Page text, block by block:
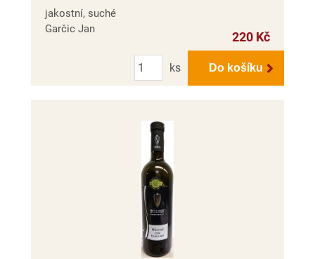
jakostní, suché
Garčic Jan
220 Kč
Počet
ks
Do košíku